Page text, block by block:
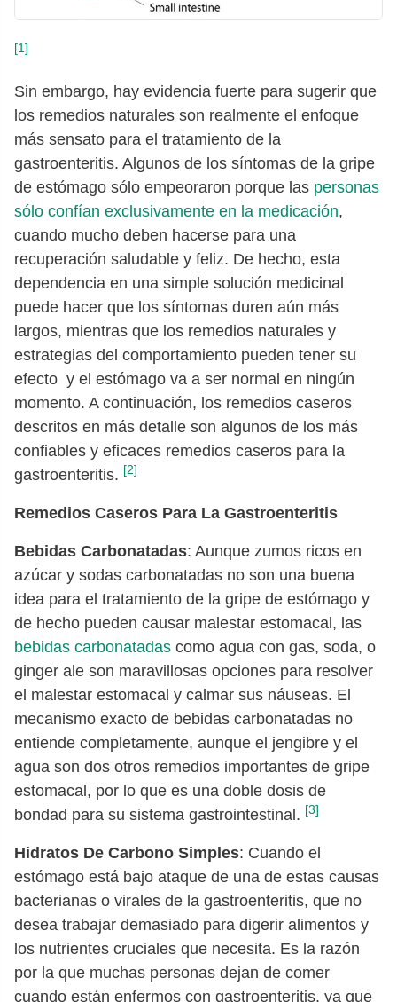
[1]
Sin embargo, hay evidencia fuerte para sugerir que
los remedios naturales son realmente el enfoque
más sensato para el tratamiento de la
gastroenteritis. Algunos de los síntomas de la gripe
de estómago sólo empeoraron porque las personas
sólo confían exclusivamente en la medicación,
cuando mucho deben hacerse para una
recuperación saludable y feliz. De hecho, esta
dependencia en una simple solución medicinal
puede hacer que los síntomas duren aún más
largos, mientras que los remedios naturales y
estrategias del comportamiento pueden tener su
efecto y el estómago va a ser normal en ningún
momento. A continuación, los remedios caseros
descritos en más detalle son algunos de los más
confiables y eficaces remedios caseros para la
gastroenteritis. [2]
Remedios Caseros Para La Gastroenteritis
Bebidas Carbonatadas: Aunque zumos ricos en
azúcar y sodas carbonatadas no son una buena
idea para el tratamiento de la gripe de estómago y
de hecho pueden causar malestar estomacal, las
bebidas carbonatadas como agua con gas, soda, o
ginger ale son maravillosas opciones para resolver
el malestar estomacal y calmar sus náuseas. El
mecanismo exacto de bebidas carbonatadas no
entiende completamente, aunque el jengibre y el
agua son dos otros remedios importantes de gripe
estomacal, por lo que es una doble dosis de
bondad para su sistema gastrointestinal. [3]
Hidratos De Carbono Simples: Cuando el
estómago está bajo ataque de una de estas causas
bacterianas o virales de la gastroenteritis, que no
desea trabajar demasiado para digerir alimentos y
los nutrientes cruciales que necesita. Es la razón
por la que muchas personas dejan de comer
cuando están enfermos con gastroenteritis, ya que